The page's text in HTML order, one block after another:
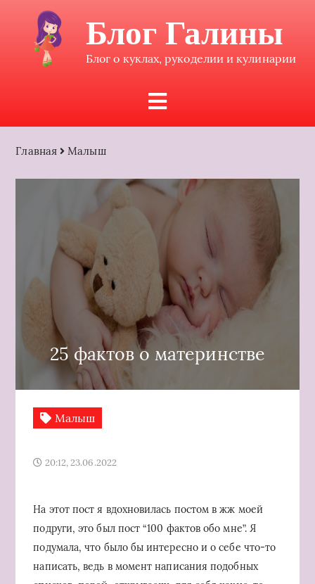
Блог Галины
Блог о куклах, рукоделии и кулинарии
Главная Малыш
25 фактов о материнстве
Малыш
20:12, 23.06.2022
На этот пост я вдохновилась постом в жж моей
подруги, это был пост “100 фактов обо мне”. Я
подумала, что было бы интересно и о себе что-то
написать, ведь в момент написания подобных